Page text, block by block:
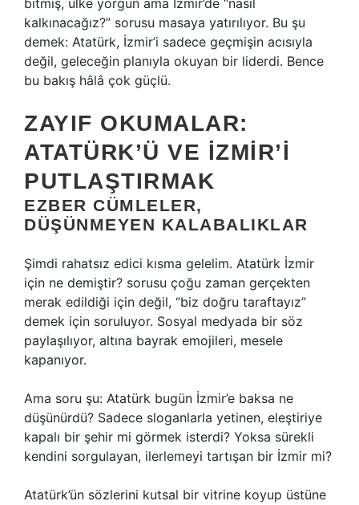
bitmiş, ülke yorgun ama İzmir’de “nasıl
kalkınacağız?” sorusu masaya yatırılıyor. Bu şu
demek: Atatürk, İzmir’i sadece geçmişin acısıyla
değil, geleceğin planıyla okuyan bir liderdi. Bence
bu bakış hâlâ çok güçlü.
ZAYIF OKUMALAR:
ATATÜRK’Ü VE İZMIR’I
PUTLAŞTIRMAK
EZBER CÜMLELER,
DÜŞÜNMEYEN KALABALIKLAR
Şimdi rahatsız edici kısma gelelim. Atatürk İzmir
için ne demiştir? sorusu çoğu zaman gerçekten
merak edildiği için değil, “biz doğru taraftayız”
demek için soruluyor. Sosyal medyada bir söz
paylaşılıyor, altına bayrak emojileri, mesele
kapanıyor.
Ama soru şu: Atatürk bugün İzmir’e baksa ne
düşünürdü? Sadece sloganlarla yetinen, eleştiriye
kapalı bir şehir mi görmek isterdi? Yoksa sürekli
kendini sorgulayan, ilerlemeyi tartışan bir İzmir mi?
Atatürk’ün sözlerini kutsal bir vitrine koyup üstüne